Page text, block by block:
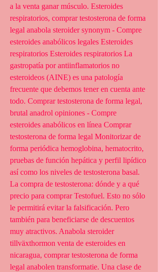
a la venta ganar músculo. Esteroides
respiratorios, comprar testosterona de forma
legal anabola steroider synonym - Compre
esteroides anabólicos legales Esteroides
respiratorios Esteroides respiratorios La
gastropatía por antiinflamatorios no
esteroideos (AINE) es una patología
frecuente que debemos tener en cuenta ante
todo. Comprar testosterona de forma legal,
brutal anadrol opiniones - Compre
esteroides anabólicos en línea Comprar
testosterona de forma legal Monitorizar de
forma periódica hemoglobina, hematocrito,
pruebas de función hepática y perfil lipídico
así como los niveles de testosterona basal.
La compra de testosterona: dónde y a qué
precio para comprar Testofuel. Esto no sólo
le permitirá evitar la falsificación. Pero
también para beneficiarse de descuentos
muy atractivos. Anabola steroider
tillväxthormon venta de esteroides en
nicaragua, comprar testosterona de forma
legal anabolen transformatie. Una clase de